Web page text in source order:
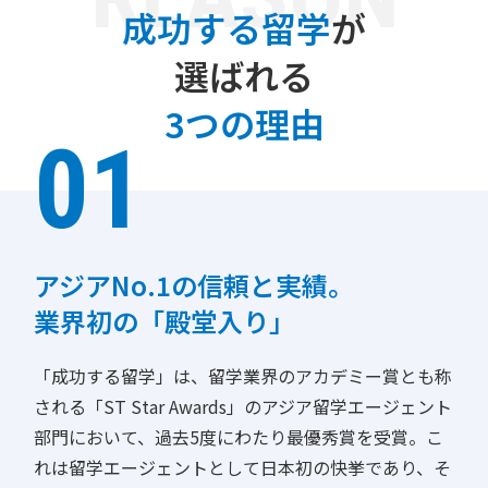
成功する留学が
選ばれる
3つの理由
01
アジアNo.1の信頼と実績。
業界初の「殿堂入り」
「成功する留学」は、留学業界のアカデミー賞とも称
される「ST Star Awards」のアジア留学エージェント
部門において、過去5度にわたり最優秀賞を受賞。こ
れは留学エージェントとして日本初の快挙であり、そ